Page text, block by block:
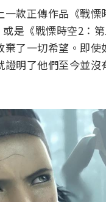
一款正傳作品《戰
或是《戰慄時空2：
棄了一切希望。即
證明了他們至今並